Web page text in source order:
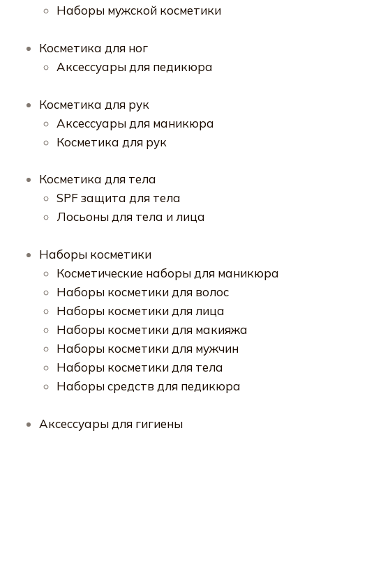
Наборы мужской косметики
Косметика для ног
Аксессуары для педикюра
Косметика для рук
Аксессуары для маникюра
Косметика для рук
Косметика для тела
SPF защита для тела
Лосьоны для тела и лица
Наборы косметики
Косметические наборы для маникюра
Наборы косметики для волос
Наборы косметики для лица
Наборы косметики для макияжа
Наборы косметики для мужчин
Наборы косметики для тела
Наборы средств для педикюра
Аксессуары для гигиены